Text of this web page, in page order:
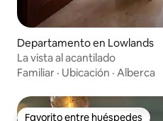
Departamento en Lowlands
La vista al acantilado
Familiar · Ubicación · Alberca
Favorito entre huéspedes